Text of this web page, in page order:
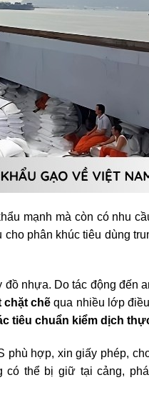
mạnh mà còn có nhu
phân khúc tiêu dùng
nhựa. Do tác động đến
chặt chẽ qua nhiều lớp
tiêu chuẩn kiểm dịch
phù hợp, xin giấy phép,
có thể bị giữ tại cảng,